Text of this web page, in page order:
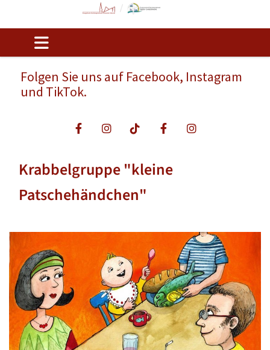
Folgen Sie uns auf Facebook, Instagram
und TikTok.
Krabbelgruppe "kleine
Patschehändchen"